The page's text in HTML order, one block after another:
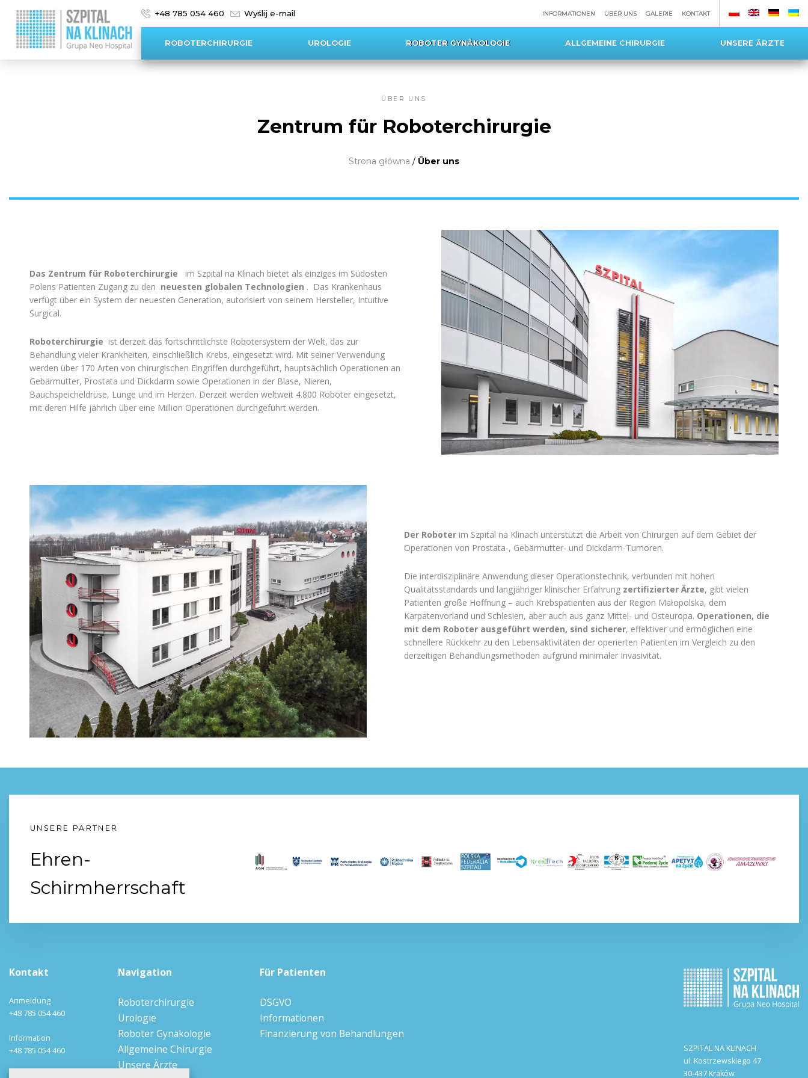
+48 785 054 460 Wyślij e-mail INFORMATIONEN ÜBER UNS GALERIE KONTAKT
ROBOTERCHIRURGIE UROLOGIE ROBOTER GYNÄKOLOGIE ALLGEMEINE CHIRURGIE UNSERE ÄRZTE
ÜBER UNS
Zentrum für Roboterchirurgie
Strona główna / Über uns
Das Zentrum für Roboterchirurgie im Szpital na Klinach bietet als einziges im Südosten
Polens Patienten Zugang zu den neuesten globalen Technologien . Das Krankenhaus
verfügt über ein System der neuesten Generation, autorisiert von seinem Hersteller, Intuitive
Surgical.
Roboterchirurgie ist derzeit das fortschrittlichste Robotersystem der Welt, das zur
Behandlung vieler Krankheiten, einschließlich Krebs, eingesetzt wird. Mit seiner Verwendung
werden über 170 Arten von chirurgischen Eingriffen durchgeführt, hauptsächlich Operationen an
Gebärmutter, Prostata und Dickdarm sowie Operationen in der Blase, Nieren,
Bauchspeicheldrüse, Lunge und im Herzen. Derzeit werden weltweit 4.800 Roboter eingesetzt,
mit deren Hilfe jährlich über eine Million Operationen durchgeführt werden.
Der Roboter im Szpital na Klinach unterstützt die Arbeit von Chirurgen auf dem Gebiet der
Operationen von Prostata-, Gebärmutter- und Dickdarm-Tumoren.
Die interdisziplinäre Anwendung dieser Operationstechnik, verbunden mit hohen
Qualitätsstandards und langjähriger klinischer Erfahrung zertifizierter Ärzte, gibt vielen
Patienten große Hoffnung – auch Krebspatienten aus der Region Małopolska, dem
Karpatenvorland und Schlesien, aber auch aus ganz Mittel- und Osteuropa. Operationen, die
mit dem Roboter ausgeführt werden, sind sicherer, effektiver und ermöglichen eine
schnellere Rückkehr zu den Lebensaktivitäten der operierten Patienten im Vergleich zu den
derzeitigen Behandlungsmethoden aufgrund minimaler Invasivität.
UNSERE PARTNER
Ehren-
Schirmherrschaft
Kontakt
Anmeldung
+48 785 054 460
Information
+48 785 054 460
Navigation
Roboterchirurgie
Urologie
Roboter Gynäkologie
Allgemeine Chirurgie
Unsere Ärzte
Für Patienten
DSGVO
Informationen
Finanzierung von Behandlungen
SZPITAL NA KLINACH
ul. Kostrzewskiego 47
30-437 Kraków